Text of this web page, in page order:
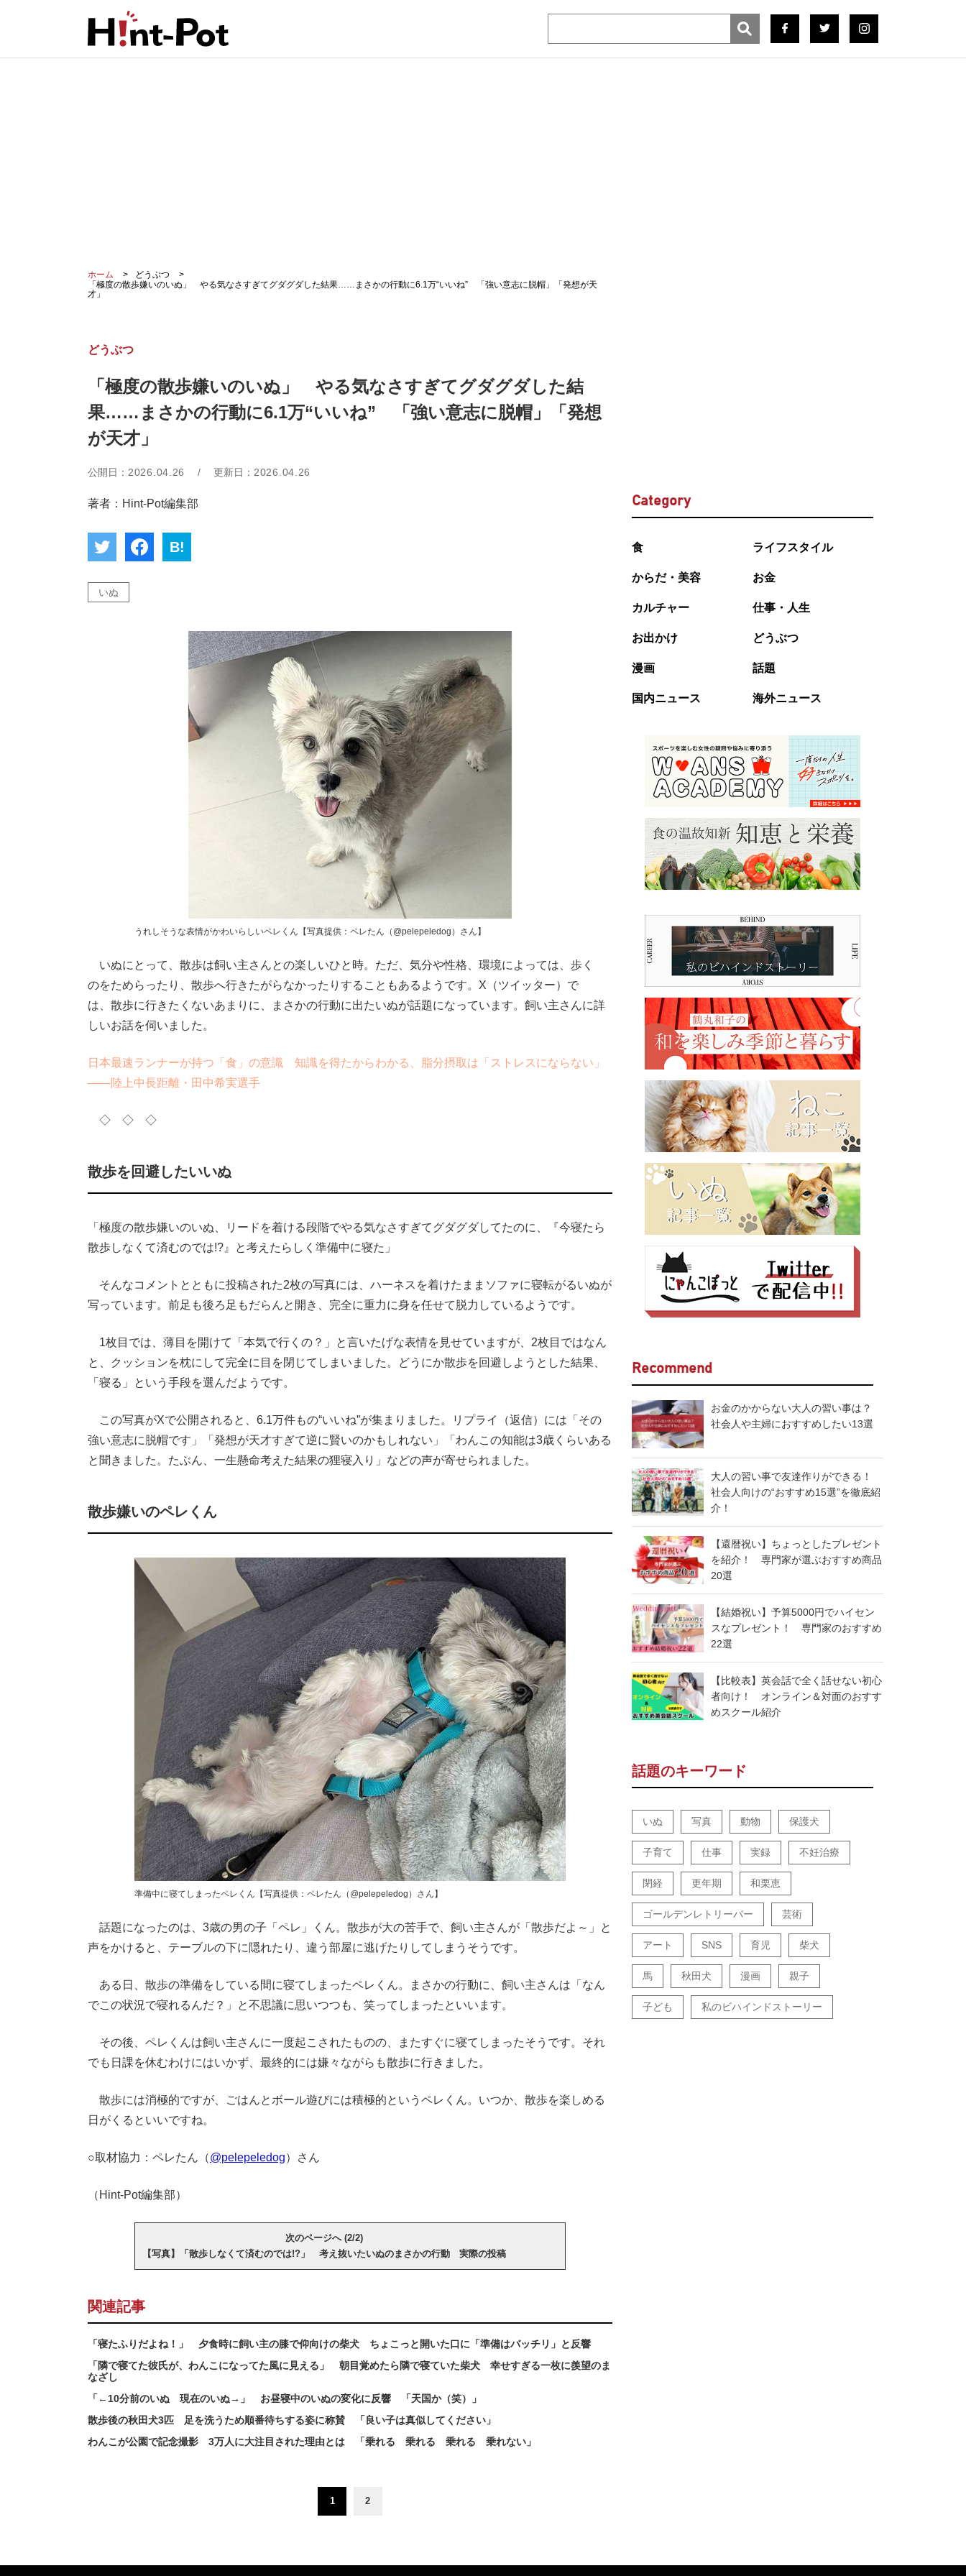
ホーム
どうぶつ
「極度の散歩嫌いのいぬ」 やる気なさすぎてグダグダした結果……まさかの行動に6.1万“いいね” 「強い意志に脱帽」「発想が天
才」
どうぶつ
「極度の散歩嫌いのいぬ」 やる気なさすぎてグダグダした結
果……まさかの行動に6.1万“いいね” 「強い意志に脱帽」「発想
が天才」
公開日： 2026.04.26 / 更新日： 2026.04.26
著者：Hint-Pot編集部
B!
いぬ
うれしそうな表情がかわいらしいペレくん【写真提供：ペレたん（@pelepeledog）さん】
いぬにとって、散歩は飼い主さんとの楽しいひと時。ただ、気分や性格、環境によっては、歩く
のをためらったり、散歩へ行きたがらなかったりすることもあるようです。X（ツイッター）で
は、散歩に行きたくないあまりに、まさかの行動に出たいぬが話題になっています。飼い主さんに詳
しいお話を伺いました。
日本最速ランナーが持つ「食」の意識 知識を得たからわかる、脂分摂取は「ストレスにならない」
――陸上中長距離・田中希実選手
◇ ◇ ◇
散歩を回避したいいぬ
「極度の散歩嫌いのいぬ、リードを着ける段階でやる気なさすぎてグダグダしてたのに、『今寝たら
散歩しなくて済むのでは!?』と考えたらしく準備中に寝た」
そんなコメントとともに投稿された2枚の写真には、ハーネスを着けたままソファに寝転がるいぬが
写っています。前足も後ろ足もだらんと開き、完全に重力に身を任せて脱力しているようです。
1枚目では、薄目を開けて「本気で行くの？」と言いたげな表情を見せていますが、2枚目ではなん
と、クッションを枕にして完全に目を閉じてしまいました。どうにか散歩を回避しようとした結果、
「寝る」という手段を選んだようです。
この写真がXで公開されると、6.1万件もの“いいね”が集まりました。リプライ（返信）には「その
強い意志に脱帽です」「発想が天才すぎて逆に賢いのかもしれない」「わんこの知能は3歳くらいある
と聞きました。たぶん、一生懸命考えた結果の狸寝入り」などの声が寄せられました。
散歩嫌いのペレくん
準備中に寝てしまったペレくん【写真提供：ペレたん（@pelepeledog）さん】
話題になったのは、3歳の男の子「ペレ」くん。散歩が大の苦手で、飼い主さんが「散歩だよ～」と
声をかけると、テーブルの下に隠れたり、違う部屋に逃げたりしてしまうそうです。
ある日、散歩の準備をしている間に寝てしまったペレくん。まさかの行動に、飼い主さんは「なん
でこの状況で寝れるんだ？」と不思議に思いつつも、笑ってしまったといいます。
その後、ペレくんは飼い主さんに一度起こされたものの、またすぐに寝てしまったそうです。それ
でも日課を休むわけにはいかず、最終的には嫌々ながらも散歩に行きました。
散歩には消極的ですが、ごはんとボール遊びには積極的というペレくん。いつか、散歩を楽しめる
日がくるといいですね。
○取材協力：ペレたん（@pelepeledog）さん
（Hint-Pot編集部）
次のページへ (2/2)
【写真】「散歩しなくて済むのでは!?」 考え抜いたいぬのまさかの行動 実際の投稿
関連記事
「寝たふりだよね！」 夕食時に飼い主の膝で仰向けの柴犬 ちょこっと開いた口に「準備はバッチリ」と反響
「隣で寝てた彼氏が、わんこになってた風に見える」 朝目覚めたら隣で寝ていた柴犬 幸せすぎる一枚に羨望のま
なざし
「←10分前のいぬ 現在のいぬ→」 お昼寝中のいぬの変化に反響 「天国か（笑）」
散歩後の秋田犬3匹 足を洗うため順番待ちする姿に称賛 「良い子は真似してください」
わんこが公園で記念撮影 3万人に大注目された理由とは 「乗れる 乗れる 乗れる 乗れない」
1 2
Category
食 ライフスタイル
からだ・美容 お金
カルチャー 仕事・人生
お出かけ どうぶつ
漫画 話題
国内ニュース 海外ニュース
Recommend
お金のかからない大人の習い事は？
社会人や主婦におすすめしたい13選
大人の習い事で友達作りができる！
社会人向けの“おすすめ15選”を徹底紹
介！
【還暦祝い】ちょっとしたプレゼント
を紹介！ 専門家が選ぶおすすめ商品
20選
【結婚祝い】予算5000円でハイセン
スなプレゼント！ 専門家のおすすめ
22選
【比較表】英会話で全く話せない初心
者向け！ オンライン＆対面のおすす
めスクール紹介
話題のキーワード
いぬ 写真 動物 保護犬
子育て 仕事 実録 不妊治療
閉経 更年期 和栗恵
ゴールデンレトリーバー 芸術
アート SNS 育児 柴犬
馬 秋田犬 漫画 親子
子ども 私のビハインドストーリー